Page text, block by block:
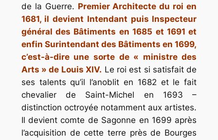
de la Guerre. Premier Architecte du roi en
1681, il devient Intendant puis Inspecteur
général des Bâtiments en 1685 et 1691 et
enfin Surintendant des Bâtiments en 1699,
c’est-à-dire une sorte de « ministre des
Arts » de Louis XIV. Le roi est si satisfait de
ses talents qu’il l’anoblit en 1682 et le fait
chevalier de Saint-Michel en 1693 –
distinction octroyée notamment aux artistes.
Il devient comte de Sagonne en 1699 après
l’acquisition de cette terre près de Bourges